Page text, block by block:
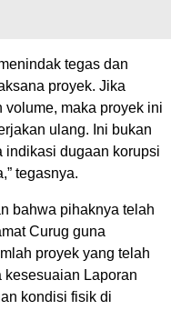
tegas dan
proyek. Jika
volume, maka proyek ini
ulang. Ini bukan
indikasi dugaan korupsi
tegasnya.
bahwa pihaknya telah
Curug guna
proyek yang telah
kesesuaian Laporan
kondisi fisik di